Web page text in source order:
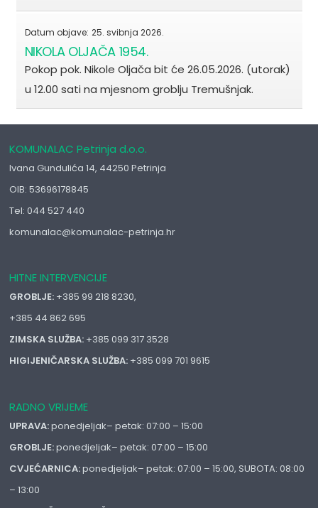
Datum objave: 25. svibnja 2026.
NIKOLA OLJAČA 1954.
Pokop pok. Nikole Oljača bit će 26.05.2026. (utorak)
u 12.00 sati na mjesnom groblju Tremušnjak.
KOMUNALAC Petrinja d.o.o.
Ivana Gundulića 14, 44250 Petrinja
OIB: 53696178845
Tel: 044 527 440
komunalac@komunalac-petrinja.hr
HITNE INTERVENCIJE
GROBLJE: +385 99 218 8230,
+385 44 862 695
ZIMSKA SLUŽBA: +385 099 317 3528
HIGIJENIČARSKA SLUŽBA: +385 099 701 9615
RADNO VRIJEME
UPRAVA:ponedjeljak– petak: 07:00 – 15:00
GROBLJE:ponedjeljak– petak: 07:00 – 15:00
CVJEĆARNICA:ponedjeljak– petak: 07:00 – 15:00, SUBOTA: 08:00
– 13:00